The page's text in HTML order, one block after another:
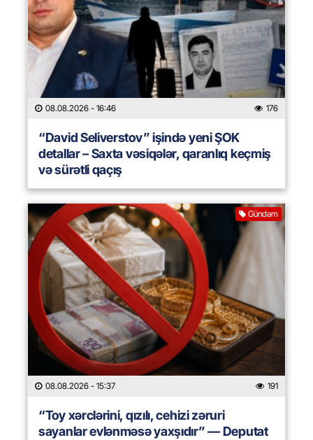
08.08.2026 - 16:46 176
“David Seliverstov” işində yeni ŞOK
detallar – Saxta vəsiqələr, qaranlıq keçmiş
və sürətli qaçış
Gündəm
08.08.2026 - 15:37 191
“Toy xərclərini, qızılı, cehizi zəruri
sayanlar evlənməsə yaxşıdır” — Deputat